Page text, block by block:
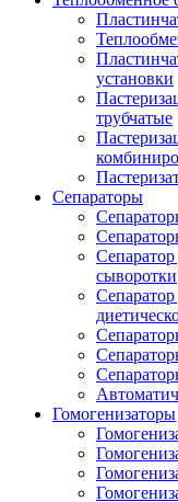
установки
трубчатые
Сепараторы
сыворотки
Гомогенизаторы